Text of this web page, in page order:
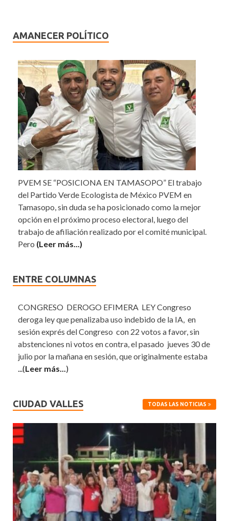
AMANECER POLÍTICO
PVEM SE “POSICIONA EN TAMASOPO” El trabajo
del Partido Verde Ecologista de México PVEM en
Tamasopo, sin duda se ha posicionado como la mejor
opción en el próximo proceso electoral, luego del
trabajo de afiliación realizado por el comité municipal.
Pero (Leer más...)
ENTRE COLUMNAS
CONGRESO DEROGO EFIMERA LEY Congreso
deroga ley que penalizaba uso indebido de la IA, en
sesión exprés del Congreso con 22 votos a favor, sin
abstenciones ni votos en contra, el pasado jueves 30 de
julio por la mañana en sesión, que originalmente estaba
...(Leer más... )
CIUDAD VALLES TODAS LAS NOTICIAS